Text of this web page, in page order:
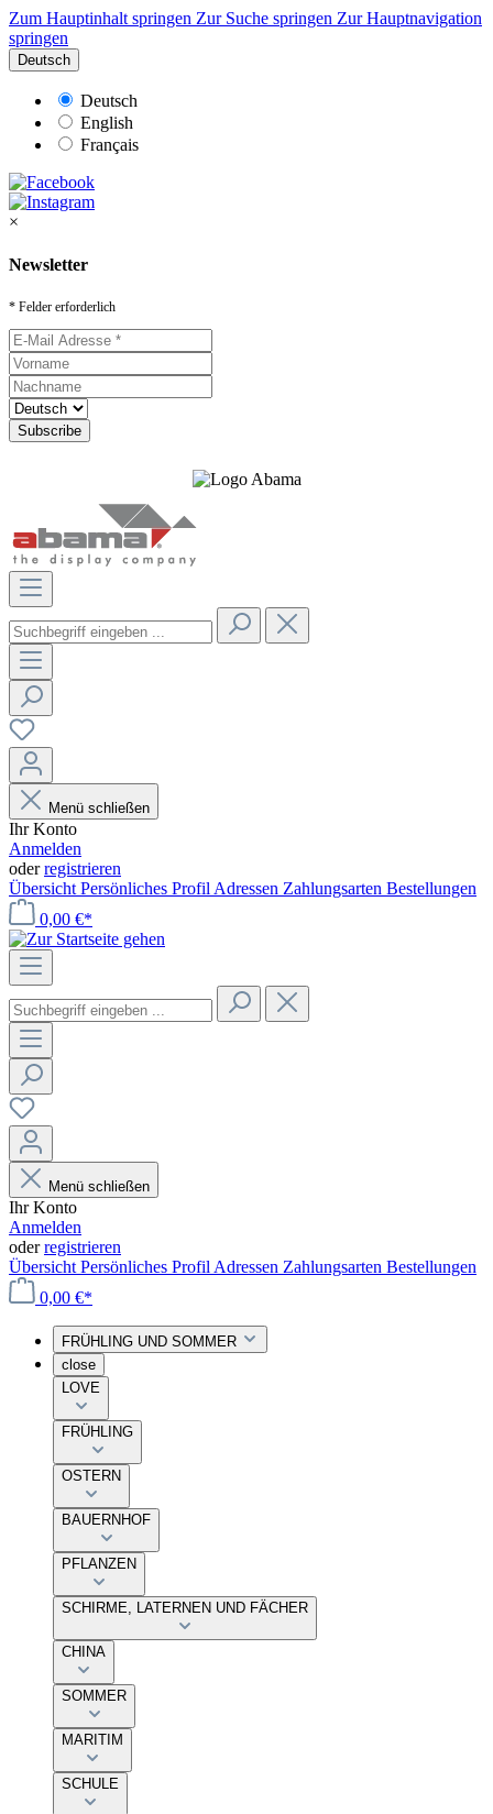
Zum Hauptinhalt springen Zur Suche springen Zur Hauptnavigation
springen
Deutsch
Deutsch
English
Français
×
Newsletter
* Felder erforderlich
Menü schließen
Ihr Konto
Anmelden
oderregistrieren
Übersicht Persönliches Profil Adressen Zahlungsarten Bestellungen
0,00 €*
Menü schließen
Ihr Konto
Anmelden
oderregistrieren
Übersicht Persönliches Profil Adressen Zahlungsarten Bestellungen
0,00 €*
FRÜHLING UND SOMMER
close
LOVE
FRÜHLING
OSTERN
BAUERNHOF
PFLANZEN
SCHIRME, LATERNEN UND FÄCHER
CHINA
SOMMER
MARITIM
SCHULE